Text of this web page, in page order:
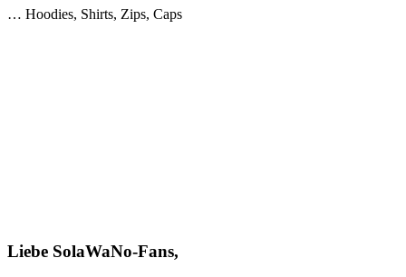
… Hoodies, Shirts, Zips, Caps
Liebe SolaWaNo-Fans,